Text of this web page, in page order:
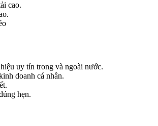
cao.
uy tín trong và ngoài nước.
doanh cá nhân.
hẹn.